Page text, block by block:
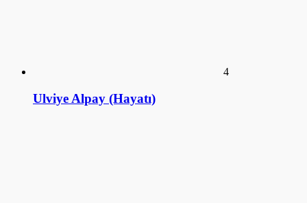
ANSİKLOPEDİ
SİZDEN GELENLER